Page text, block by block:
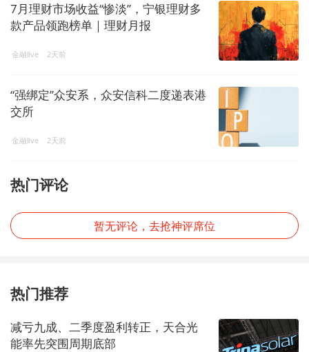
7月理财市场收益“惨淡”，宁银理财多
款产品领跑榜单｜理财月报
金融live 2天前
“强绑定”众安系，众安信科二度递表港
交所
金融live 2天前
热门评论
暂无评论，去抢神评席位
热门推荐
减亏九成、二季度盈利转正，天合光
能率先突围周期底部